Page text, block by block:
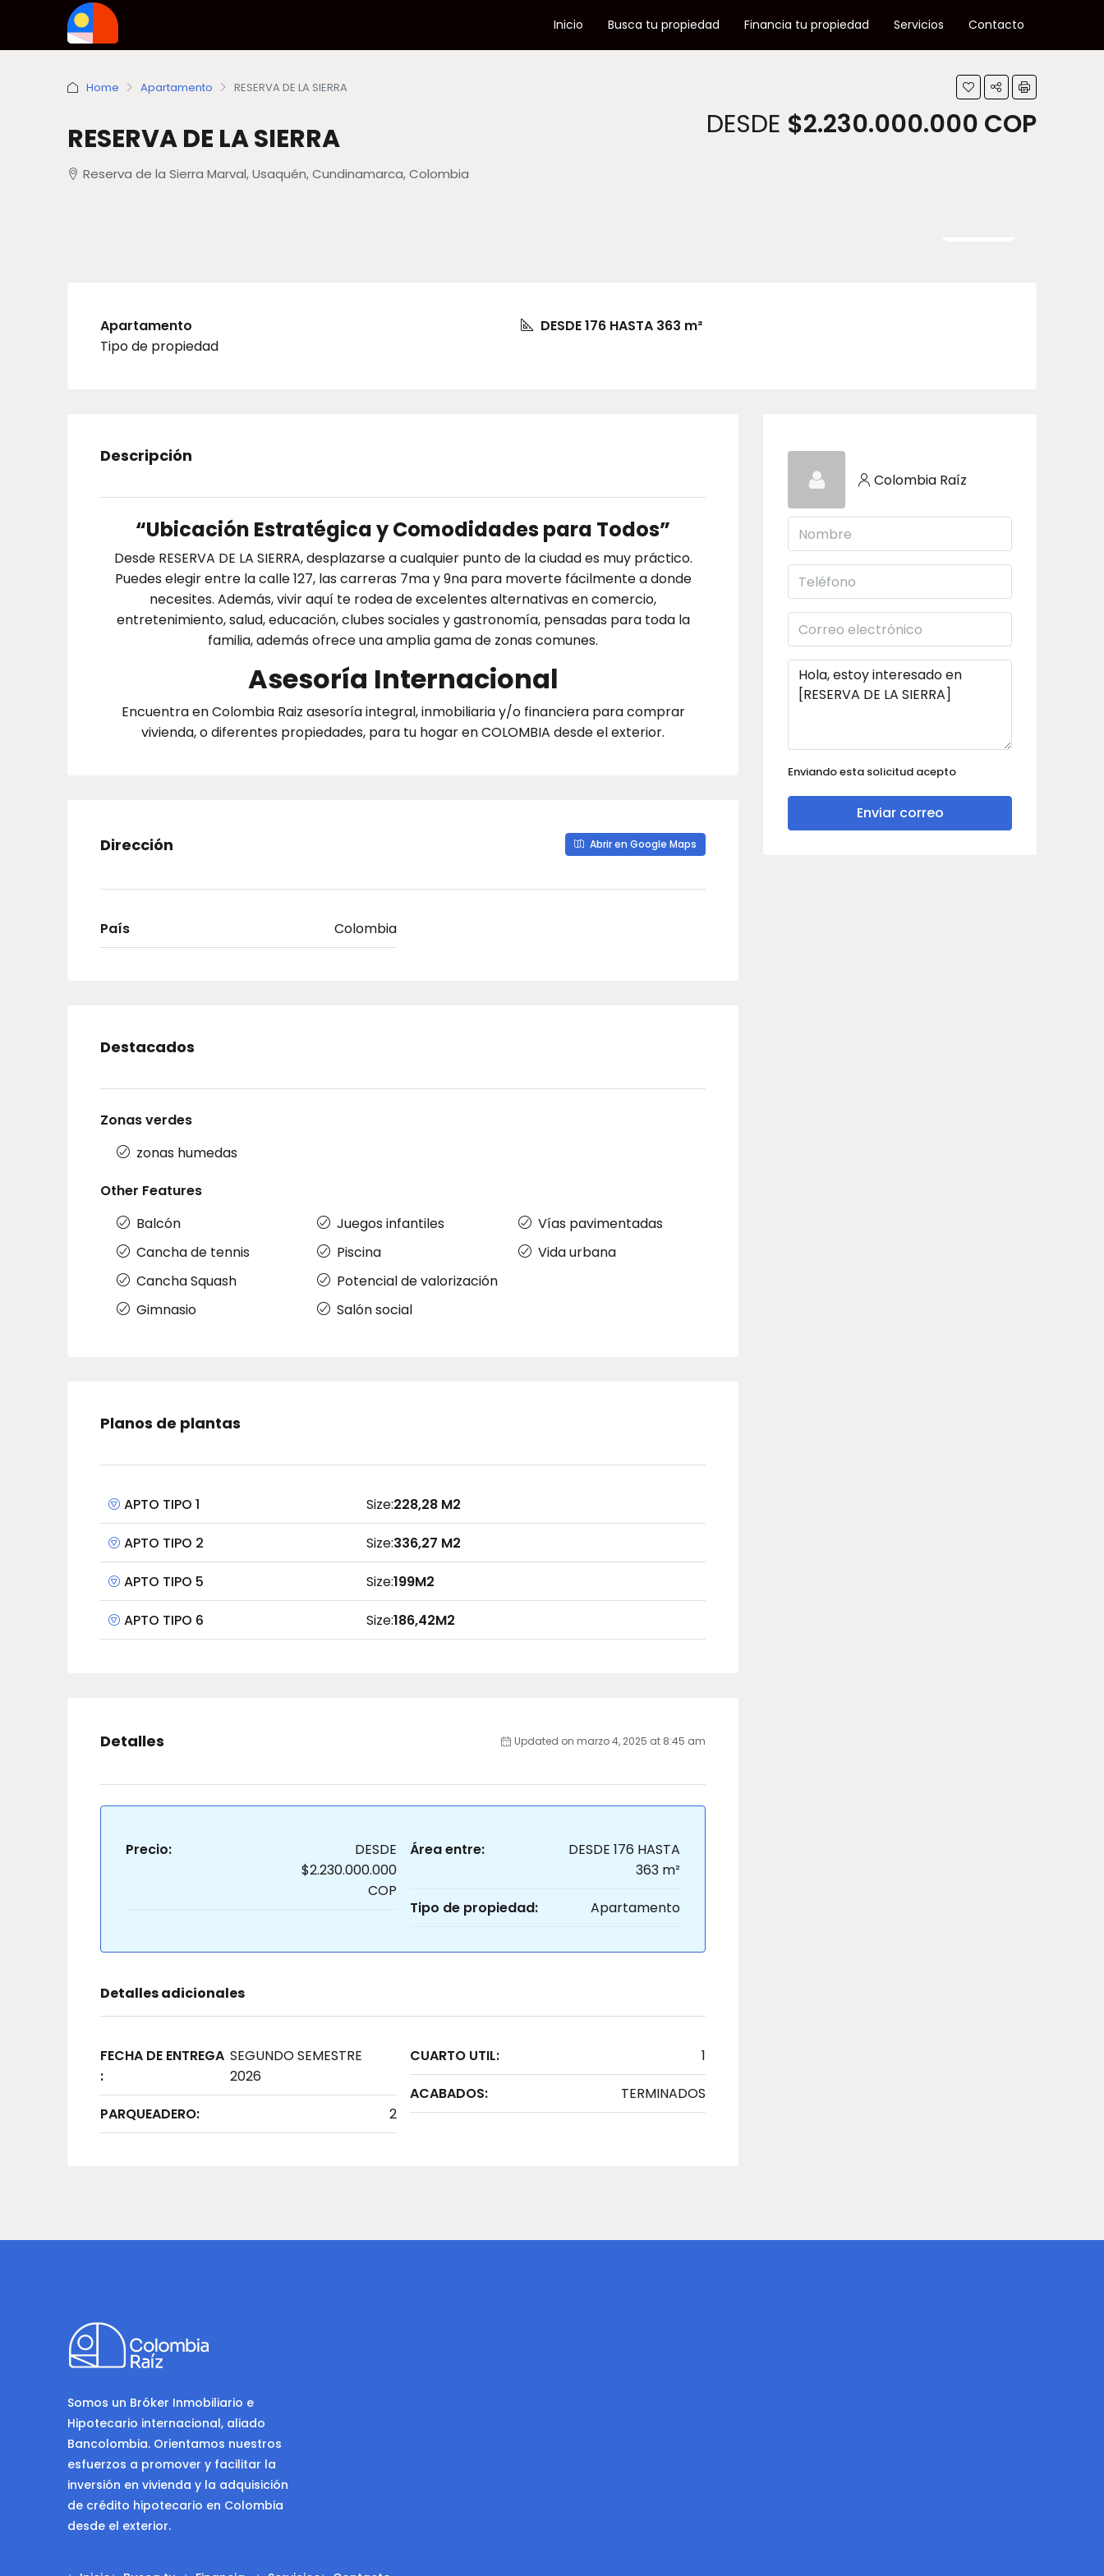
Inicio Busca tu propiedad Financia tu propiedad Servicios Contacto
Home Apartamento RESERVA DE LA SIERRA
RESERVA DE LA SIERRA DESDE $2.230.000.000 COP
Reserva de la Sierra Marval, Usaquén, Cundinamarca, Colombia
Apartamento
Tipo de propiedad
DESDE 176 HASTA 363 m²
Descripción
“Ubicación Estratégica y Comodidades para Todos”
Desde RESERVA DE LA SIERRA, desplazarse a cualquier punto de la ciudad es muy práctico.
Puedes elegir entre la calle 127, las carreras 7ma y 9na para moverte fácilmente a donde
necesites. Además, vivir aquí te rodea de excelentes alternativas en comercio,
entretenimiento, salud, educación, clubes sociales y gastronomía, pensadas para toda la
familia, además ofrece una amplia gama de zonas comunes.
Asesoría Internacional
Encuentra en Colombia Raiz asesoría integral, inmobiliaria y/o financiera para comprar
vivienda, o diferentes propiedades, para tu hogar en COLOMBIA desde el exterior.
Dirección Abrir en Google Maps
País Colombia
Destacados
Zonas verdes
zonas humedas
Other Features
Balcón
Cancha de tennis
Cancha Squash
Gimnasio
Juegos infantiles
Piscina
Potencial de valorización
Salón social
Vías pavimentadas
Vida urbana
Planos de plantas
APTO TIPO 1 Size:228,28 M2
APTO TIPO 2 Size:336,27 M2
APTO TIPO 5 Size:199M2
APTO TIPO 6 Size:186,42M2
Detalles Updated on marzo 4, 2025 at 8:45 am
Precio:
DESDE
$2.230.000.000
COP
Área entre:
DESDE 176 HASTA
363 m²
Tipo de propiedad:
Apartamento
Detalles adicionales
FECHA DE ENTREGA
:
SEGUNDO SEMESTRE
2026
PARQUEADERO:
2
CUARTO UTIL:
1
ACABADOS:
TERMINADOS
Colombia Raíz
Enviando esta solicitud acepto
Enviar correo
Somos un Bróker Inmobiliario e
Hipotecario internacional, aliado
Bancolombia. Orientamos nuestros
esfuerzos a promover y facilitar la
inversión en vivienda y la adquisición
de crédito hipotecario en Colombia
desde el exterior.